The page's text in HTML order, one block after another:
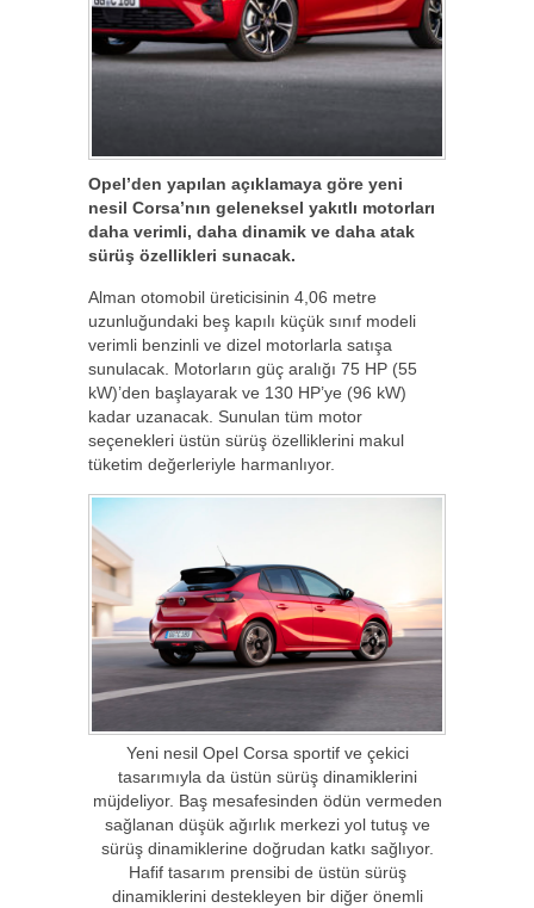
Opel’den yapılan açıklamaya göre yeni
nesil Corsa’nın geleneksel yakıtlı motorları
daha verimli, daha dinamik ve daha atak
sürüş özellikleri sunacak.
Alman otomobil üreticisinin 4,06 metre
uzunluğundaki beş kapılı küçük sınıf modeli
verimli benzinli ve dizel motorlarla satışa
sunulacak. Motorların güç aralığı 75 HP (55
kW)’den başlayarak ve 130 HP’ye (96 kW)
kadar uzanacak. Sunulan tüm motor
seçenekleri üstün sürüş özelliklerini makul
tüketim değerleriyle harmanlıyor.
Yeni nesil Opel Corsa sportif ve çekici
tasarımıyla da üstün sürüş dinamiklerini
müjdeliyor. Baş mesafesinden ödün vermeden
sağlanan düşük ağırlık merkezi yol tutuş ve
sürüş dinamiklerine doğrudan katkı sağlıyor.
Hafif tasarım prensibi de üstün sürüş
dinamiklerini destekleyen bir diğer önemli